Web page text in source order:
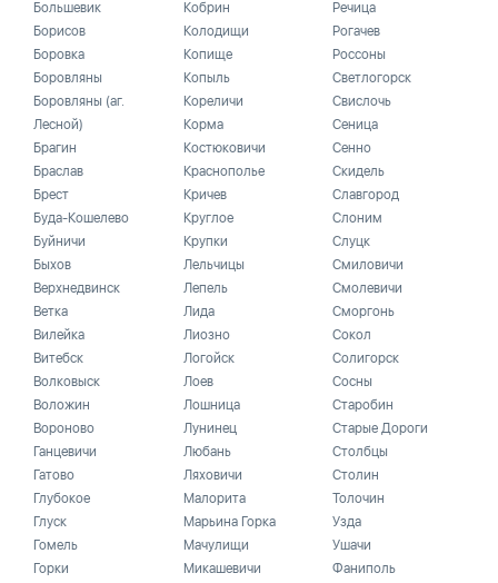
Большевик
Борисов
Боровка
Боровляны
Боровляны (аг.
Лесной)
Брагин
Браслав
Брест
Буда-Кошелево
Буйничи
Быхов
Верхнедвинск
Ветка
Вилейка
Витебск
Волковыск
Воложин
Вороново
Ганцевичи
Гатово
Глубокое
Глуск
Гомель
Горки
Кобрин
Колодищи
Копище
Копыль
Кореличи
Корма
Костюковичи
Краснополье
Кричев
Круглое
Крупки
Лельчицы
Лепель
Лида
Лиозно
Логойск
Лоев
Лошница
Лунинец
Любань
Ляховичи
Малорита
Марьина Горка
Мачулищи
Микашевичи
Речица
Рогачев
Россоны
Светлогорск
Свислочь
Сеница
Сенно
Скидель
Славгород
Слоним
Слуцк
Смиловичи
Смолевичи
Сморгонь
Сокол
Солигорск
Сосны
Старобин
Старые Дороги
Столбцы
Столин
Толочин
Узда
Ушачи
Фаниполь